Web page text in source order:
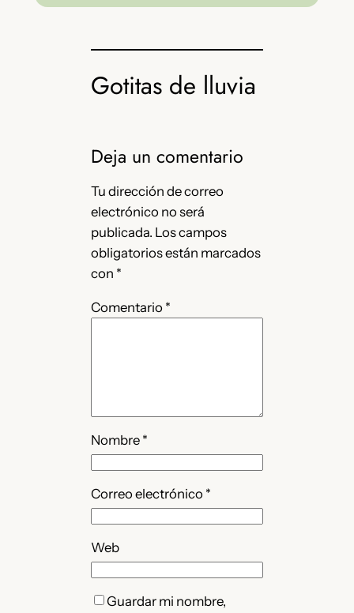
Gotitas de lluvia
Deja un comentario
Tu dirección de correo
electrónico no será
publicada. Los campos
obligatorios están marcados
con *
Comentario *
Nombre *
Correo electrónico *
Web
Guardar mi nombre,